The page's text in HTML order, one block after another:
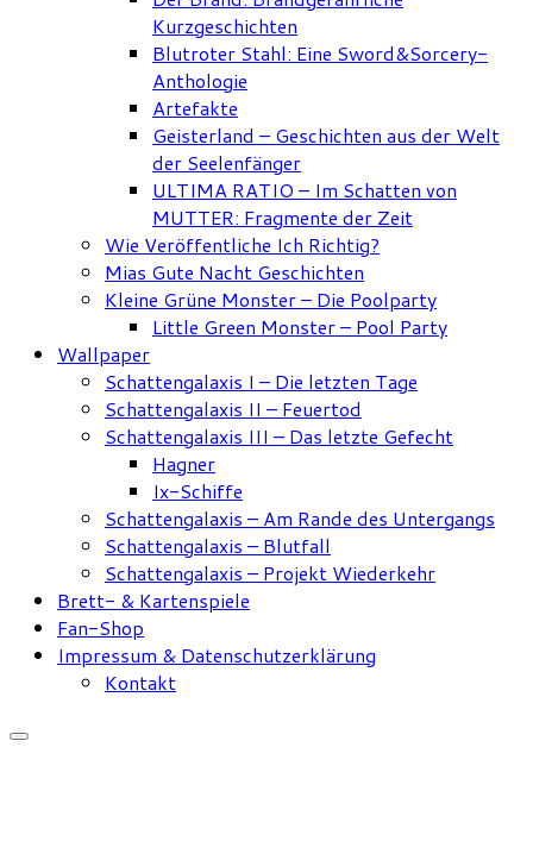
Kurzgeschichten
Blutroter Stahl: Eine Sword&Sorcery-
Anthologie
Artefakte
Geisterland – Geschichten aus der Welt
der Seelenfänger
ULTIMA RATIO – Im Schatten von
MUTTER: Fragmente der Zeit
Wie Veröffentliche Ich Richtig?
Mias Gute Nacht Geschichten
Kleine Grüne Monster – Die Poolparty
Little Green Monster – Pool Party
Wallpaper
Schattengalaxis I – Die letzten Tage
Schattengalaxis II – Feuertod
Schattengalaxis III – Das letzte Gefecht
Hagner
Ix-Schiffe
Schattengalaxis – Am Rande des Untergangs
Schattengalaxis – Blutfall
Schattengalaxis – Projekt Wiederkehr
Brett- & Kartenspiele
Fan-Shop
Impressum & Datenschutzerklärung
Kontakt